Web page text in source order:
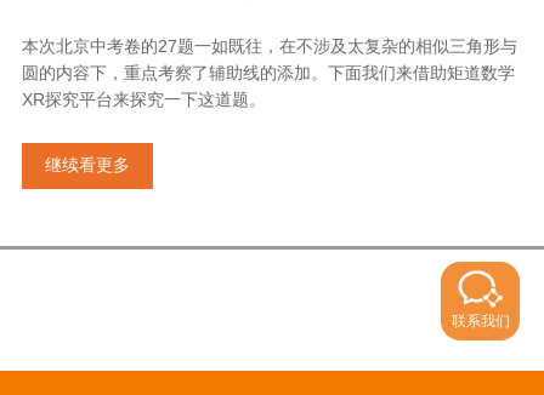
本次北京中考卷的27题一如既往，在不涉及太复杂的相似三角形与
圆的内容下，重点考察了辅助线的添加。下面我们来借助矩道数学
XR探究平台来探究一下这道题。
继续看更多
联系我们